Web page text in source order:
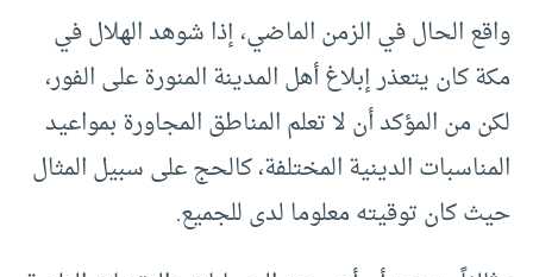
واقع الحال في الزمن الماضي، إذا شوهد الهلال في
مكة كان يتعذر إبلاغ أهل المدينة المنورة على الفور،
لكن من المؤكد أن لا تعلم المناطق المجاورة بمواعيد
المناسبات الدينية المختلفة، كالحج على سبيل المثال
حيث كان توقيته معلوما لدى للجميع.